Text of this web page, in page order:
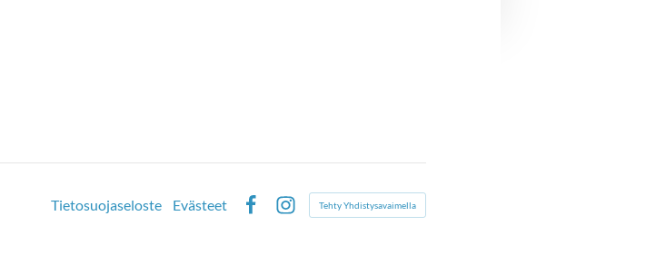
Tietosuojaseloste
Evästeet
Instagram
Tehty Yhdistysavaimella